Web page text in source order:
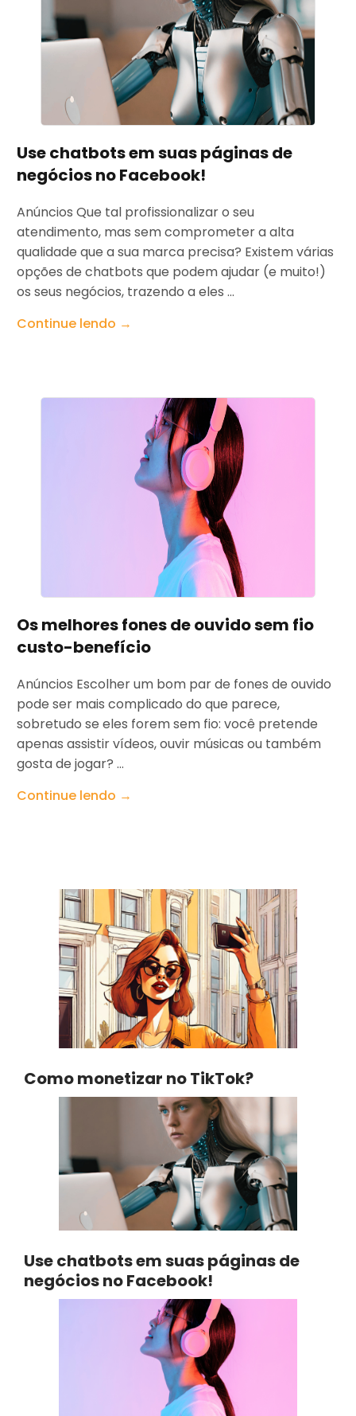
Use chatbots em suas páginas de
negócios no Facebook!
Anúncios Que tal profissionalizar o seu
atendimento, mas sem comprometer a alta
qualidade que a sua marca precisa? Existem várias
opções de chatbots que podem ajudar (e muito!)
os seus negócios, trazendo a eles ...
Continue lendo →
Os melhores fones de ouvido sem fio
custo-benefício
Anúncios Escolher um bom par de fones de ouvido
pode ser mais complicado do que parece,
sobretudo se eles forem sem fio: você pretende
apenas assistir vídeos, ouvir músicas ou também
gosta de jogar? ...
Continue lendo →
Como monetizar no TikTok?
Use chatbots em suas páginas de
negócios no Facebook!